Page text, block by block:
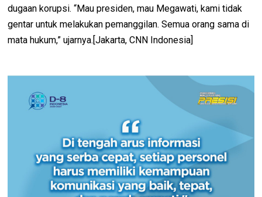
dugaan korupsi. “Mau presiden, mau Megawati, kami tidak
gentar untuk melakukan pemanggilan. Semua orang sama di
mata hukum,” ujarnya.[Jakarta, CNN Indonesia]